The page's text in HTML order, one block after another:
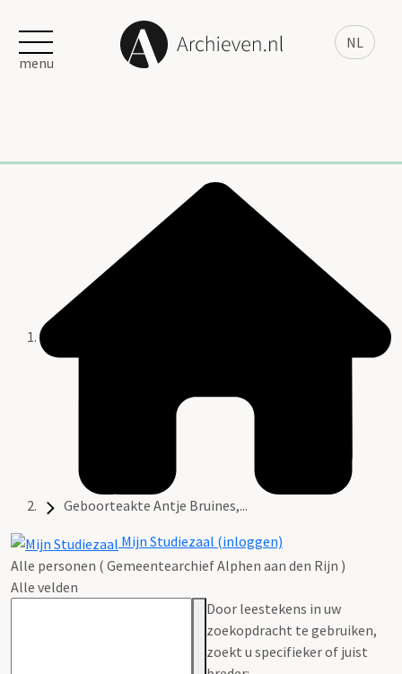
NL
menu
Geboorteakte Antje Bruines,...
Mijn Studiezaal (inloggen)
Alle personen ( Gemeentearchief Alphen aan den Rijn )
Alle velden
Door leestekens in uw
zoekopdracht te gebruiken,
zoekt u specifieker of juist